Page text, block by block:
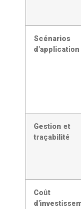
Scénarios
d'application
Gestion et
traçabilité
Coût